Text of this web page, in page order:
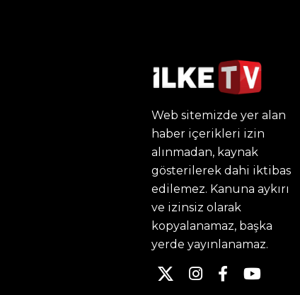
Web sitemizde yer alan
haber içerikleri izin
alınmadan, kaynak
gösterilerek dahi iktibas
edilemez. Kanuna aykırı
ve izinsiz olarak
kopyalanamaz, başka
yerde yayınlanamaz.